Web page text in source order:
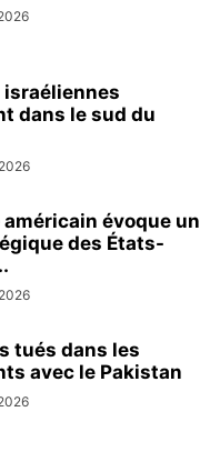
israéliennes
dans le sud du
évoque un
des États-
tués dans les
avec le Pakistan